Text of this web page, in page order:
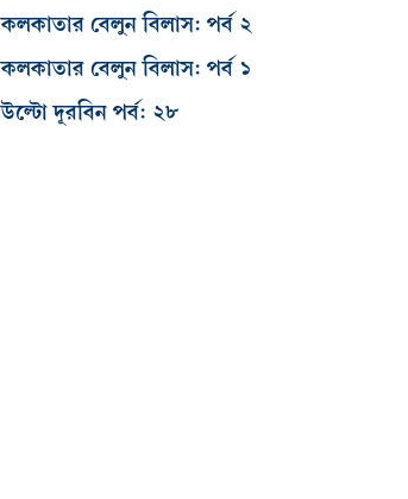
কলকাতার বেলুন বিলাস: পর্ব ২
কলকাতার বেলুন বিলাস: পর্ব ১
উল্টো দূরবিন পর্ব: ২৮